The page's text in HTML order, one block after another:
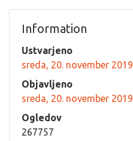
Information
Ustvarjeno
sreda, 20. november 2019
Objavljeno
sreda, 20. november 2019
Ogledov
267757